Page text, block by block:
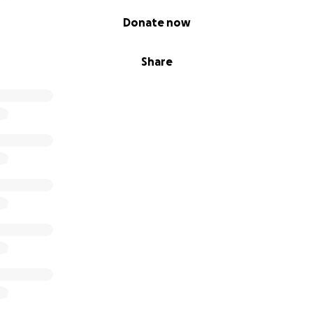
Share
Donate now